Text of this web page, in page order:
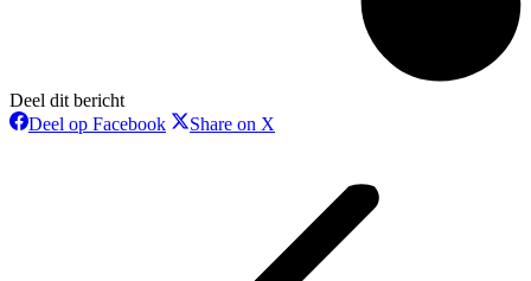
Deel dit bericht
Deel op FacebookDeelShare on X